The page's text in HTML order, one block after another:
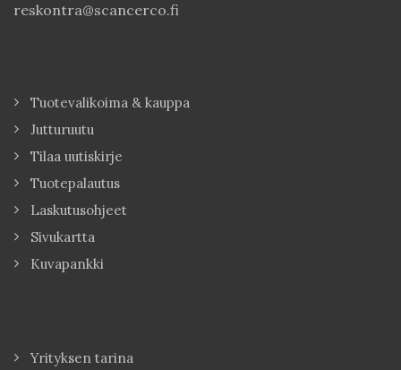
reskontra@scancerco.fi
Tuotevalikoima & kauppa
Jutturuutu
Tilaa uutiskirje
Tuotepalautus
Laskutusohjeet
Sivukartta
Kuvapankki
Yrityksen tarina